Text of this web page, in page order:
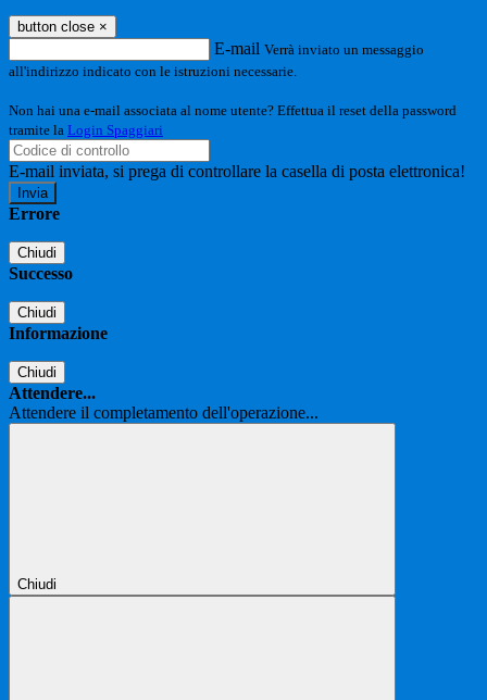
button close ×
E-mail Verrà inviato un messaggio
all'indirizzo indicato con le istruzioni necessarie.
Non hai una e-mail associata al nome utente? Effettua il reset della password
tramite la Login Spaggiari
E-mail inviata, si prega di controllare la casella di posta elettronica!
Errore
Chiudi
Successo
Chiudi
Informazione
Chiudi
Attendere...
Attendere il completamento dell'operazione...
Chiudi